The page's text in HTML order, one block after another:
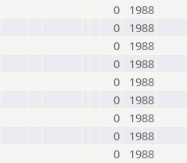
0
1988
0
1988
0
1988
0
1988
0
1988
0
1988
0
1988
0
1988
0
1988